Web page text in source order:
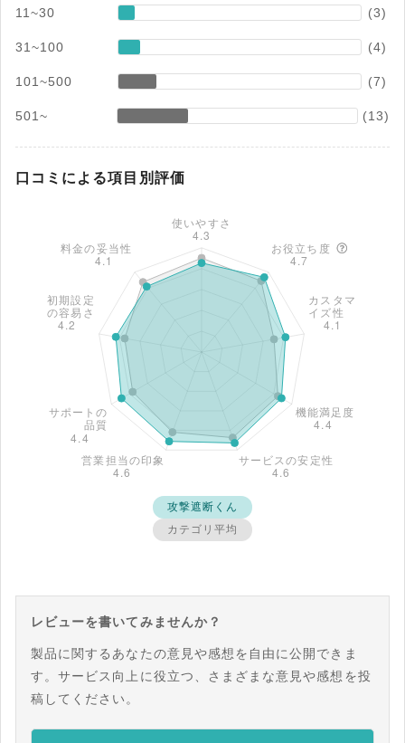
11~30 (3)
31~100 (4)
101~500 (7)
501~ (13)
口コミによる項目別評価
攻撃遮断くん
カテゴリ平均
レビューを書いてみませんか？
製品に関するあなたの意見や感想を自由に公開できま
す。サービス向上に役立つ、さまざまな意見や感想を投
稿してください。